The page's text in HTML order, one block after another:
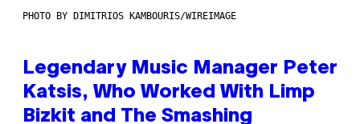
PHOTO BY DIMITRIOS KAMBOURIS/WIREIMAGE
Legendary Music Manager Peter
Katsis, Who Worked With Limp
Bizkit and The Smashing